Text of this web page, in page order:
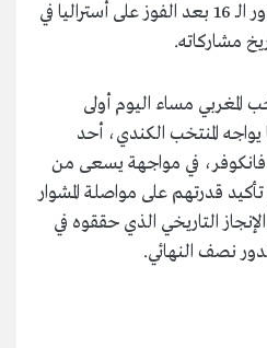
تأهله إلى دور الـ 32 ثم إلى دور الـ 16 بعد الفوز على أستراليا في
مشاركاته.
المغربي مساء اليوم أولى
الـ16، عندما يواجه المنتخب الكندي، أحد
في مواجهة يسعى من
قدرتهم على مواصلة المشوار
الإنجاز التاريخي الذي حققوه في